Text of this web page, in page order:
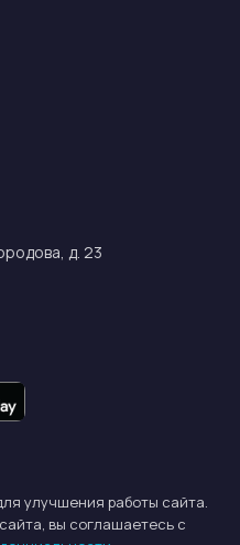
д. 23
Е.А. ИНН 771512345765
улучшения работы сайта.
вы соглашаетесь с